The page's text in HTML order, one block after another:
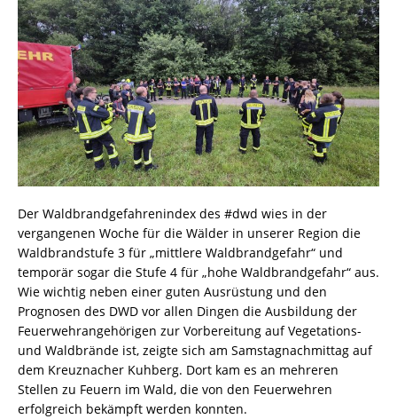
Der Waldbrandgefahrenindex des #dwd wies in der
vergangenen Woche für die Wälder in unserer Region die
Waldbrandstufe 3 für „mittlere Waldbrandgefahr“ und
temporär sogar die Stufe 4 für „hohe Waldbrandgefahr“ aus.
Wie wichtig neben einer guten Ausrüstung und den
Prognosen des DWD vor allen Dingen die Ausbildung der
Feuerwehrangehörigen zur Vorbereitung auf Vegetations-
und Waldbrände ist, zeigte sich am Samstagnachmittag auf
dem Kreuznacher Kuhberg. Dort kam es an mehreren
Stellen zu Feuern im Wald, die von den Feuerwehren
erfolgreich bekämpft werden konnten.